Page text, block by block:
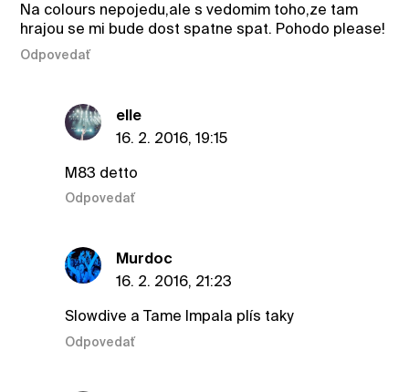
Na colours nepojedu,ale s vedomim toho,ze tam
hrajou se mi bude dost spatne spat. Pohodo please!
Odpovedať
elle
16. 2. 2016, 19:15
M83 detto
Odpovedať
Murdoc
16. 2. 2016, 21:23
Slowdive a Tame Impala plís taky
Odpovedať